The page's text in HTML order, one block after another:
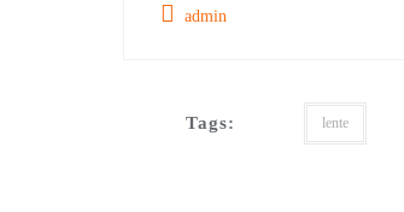
admin
Tags: lente